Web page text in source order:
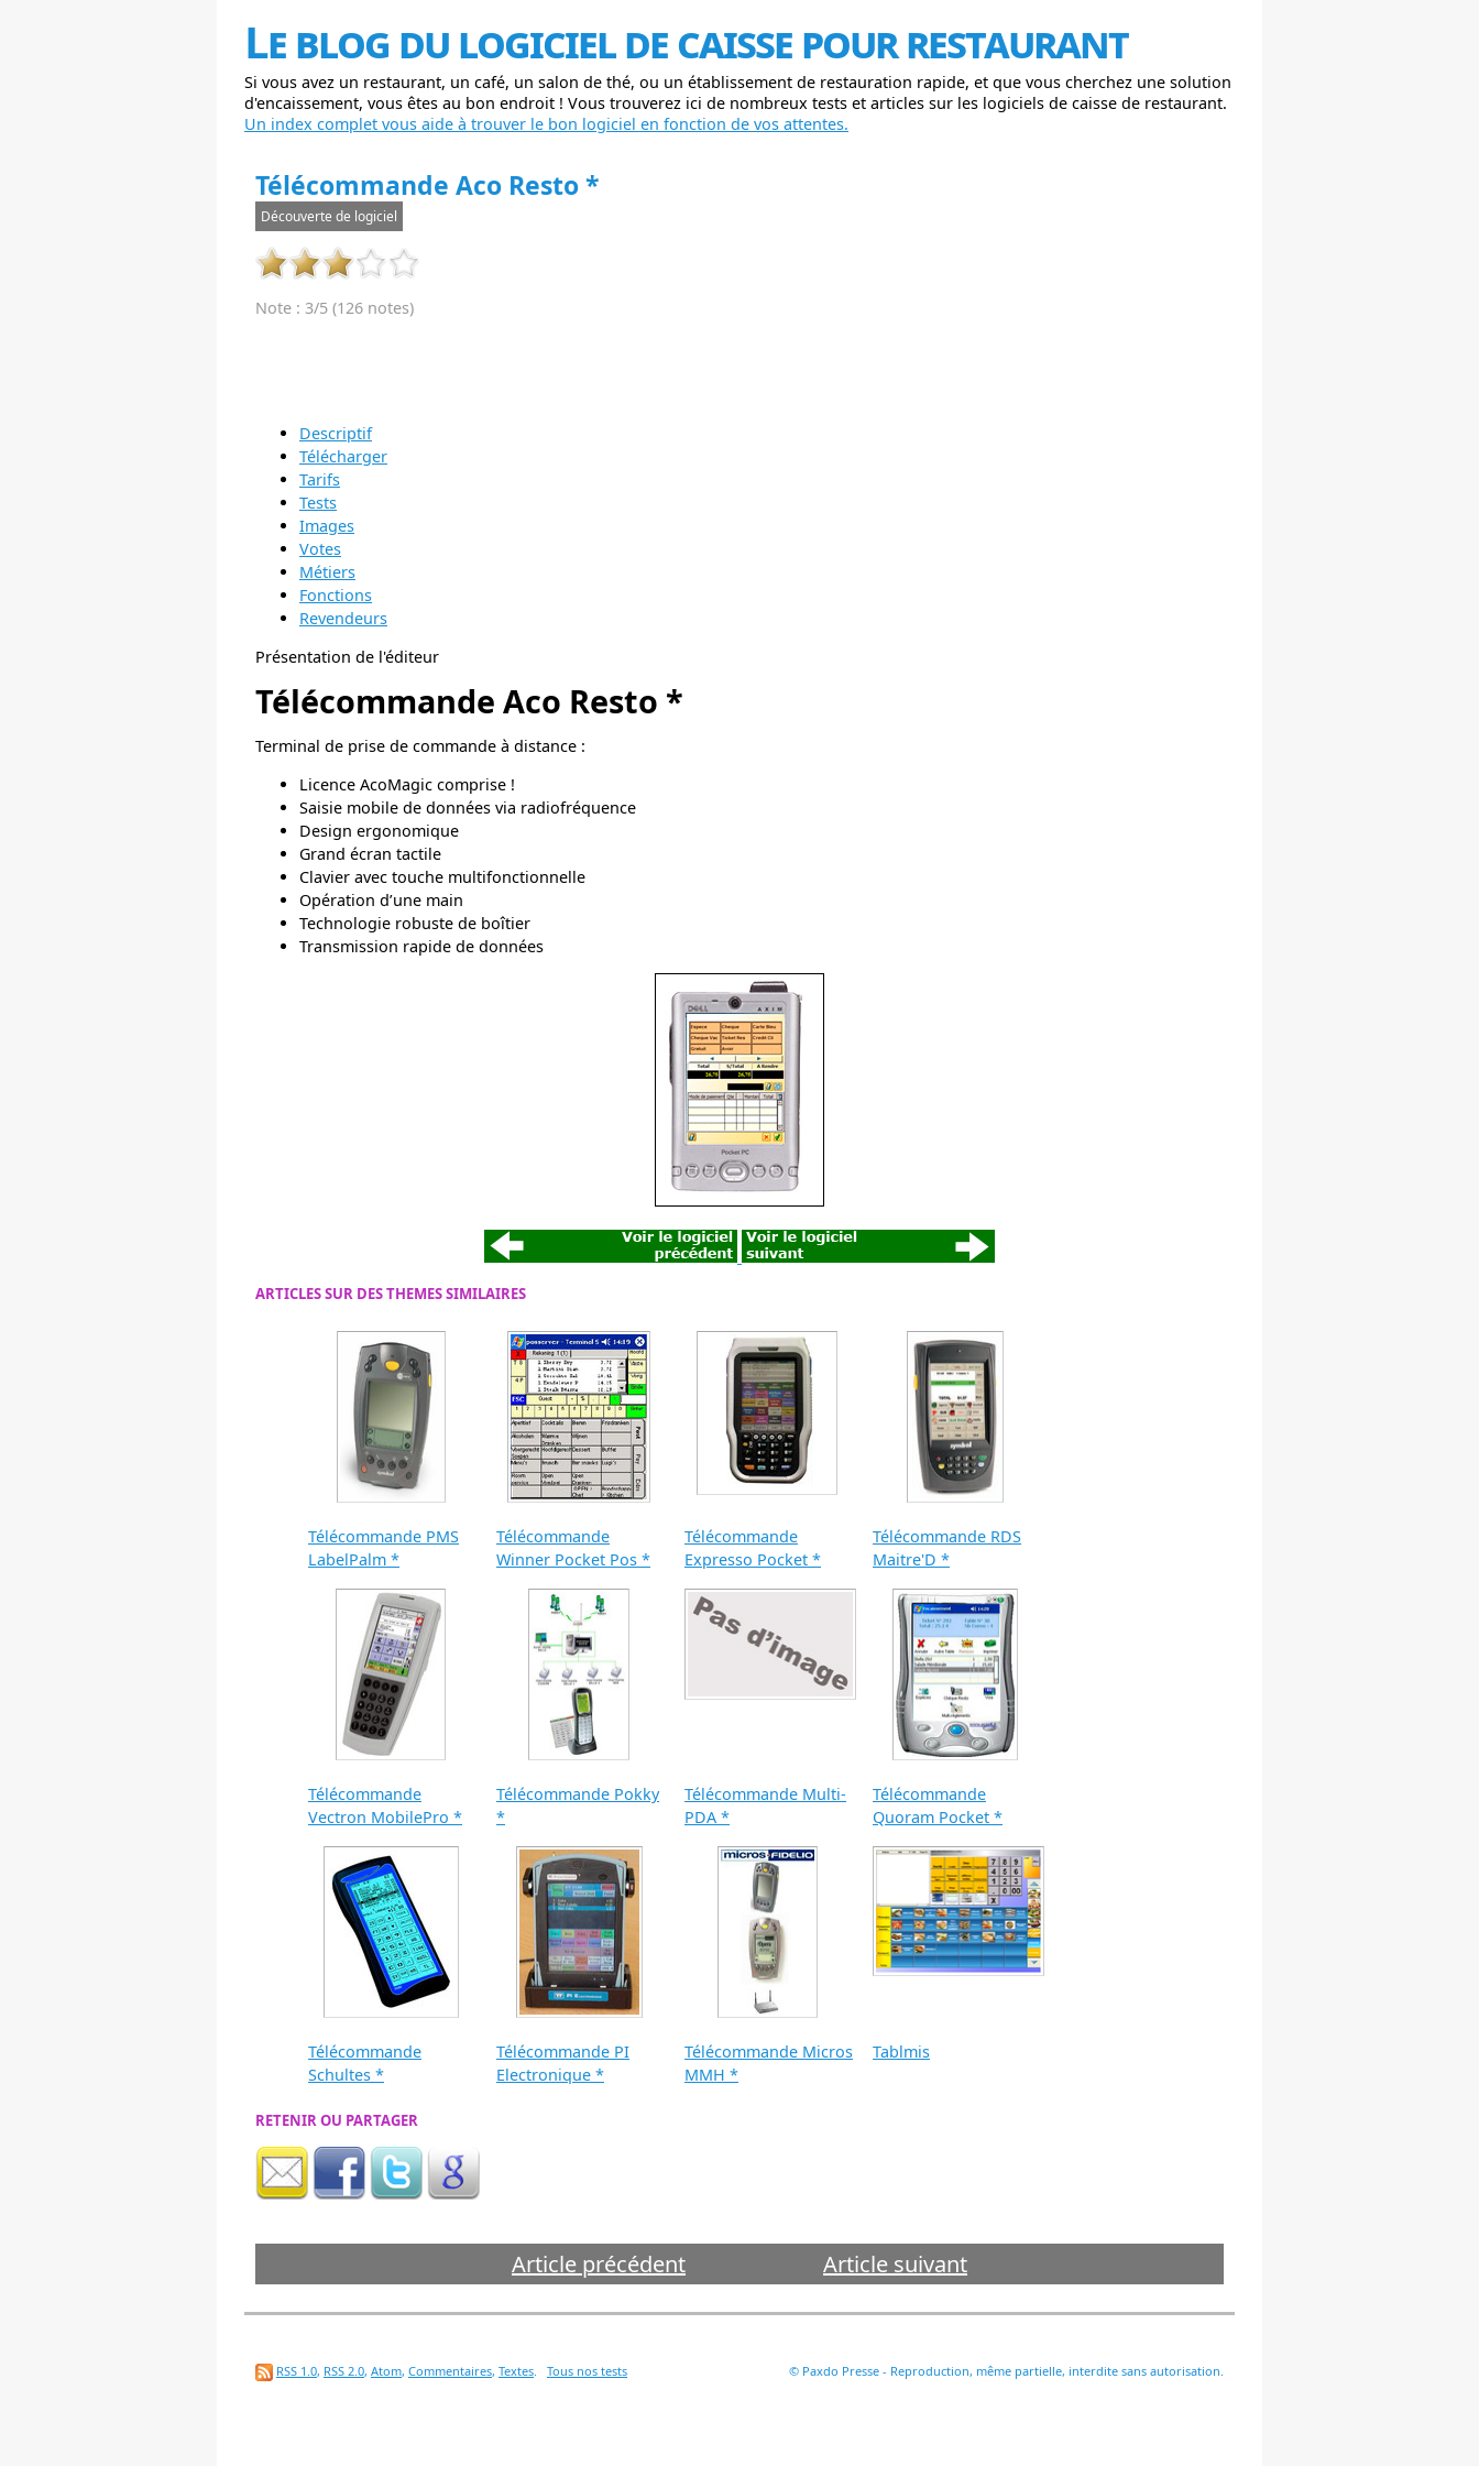
Le blog du logiciel de caisse pour restaurant
Si vous avez un restaurant, un café, un salon de thé, ou un établissement de restauration rapide, et que vous cherchez une solution
d'encaissement, vous êtes au bon endroit ! Vous trouverez ici de nombreux tests et articles sur les logiciels de caisse de restaurant.
Un index complet vous aide à trouver le bon logiciel en fonction de vos attentes.
Télécommande Aco Resto *
Découverte de logiciel
Note : 3/5 (126 notes)
Descriptif
Télécharger
Tarifs
Tests
Images
Votes
Métiers
Fonctions
Revendeurs
Présentation de l'éditeur
Télécommande Aco Resto *
Terminal de prise de commande à distance :
Licence AcoMagic comprise !
Saisie mobile de données via radiofréquence
Design ergonomique
Grand écran tactile
Clavier avec touche multifonctionnelle
Opération d’une main
Technologie robuste de boîtier
Transmission rapide de données
ARTICLES SUR DES THEMES SIMILAIRES
Télécommande PMS
LabelPalm *
Télécommande
Winner Pocket Pos *
Télécommande
Expresso Pocket *
Télécommande RDS
Maitre'D *
Télécommande
Vectron MobilePro *
Télécommande Pokky
*
Télécommande Multi-
PDA *
Télécommande
Quoram Pocket *
Télécommande
Schultes *
Télécommande PI
Electronique *
Télécommande Micros
MMH *
Tablmis
RETENIR OU PARTAGER
Article précédent Article suivant
RSS 1.0, RSS 2.0, Atom, Commentaires, Textes. Tous nos tests © Paxdo Presse - Reproduction, même partielle, interdite sans autorisation.